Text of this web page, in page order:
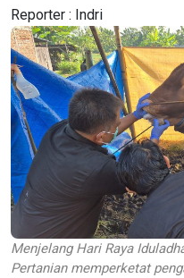
Reporter : Indri
Menjelang Hari Raya
Pertanian memperketat